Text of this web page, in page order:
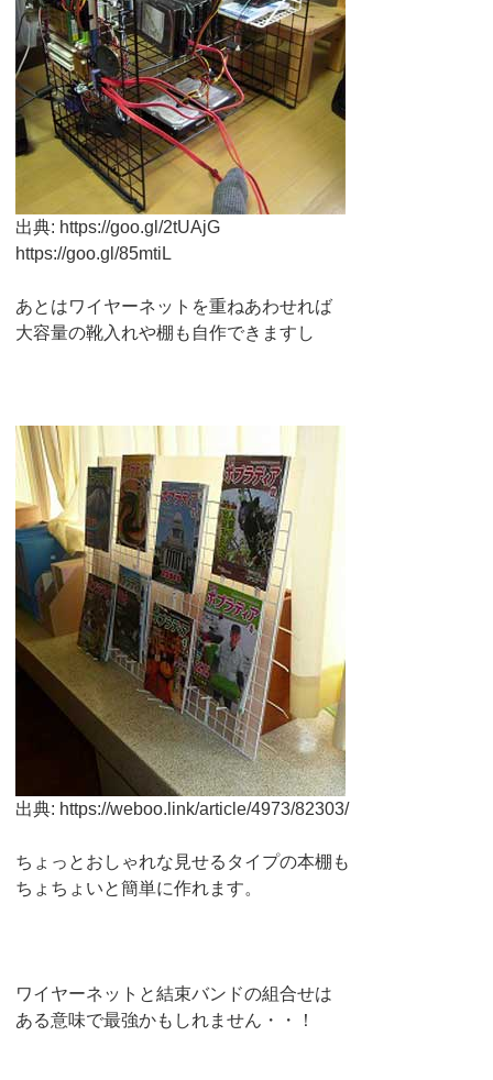
出典: https://goo.gl/2tUAjG
https://goo.gl/85mtiL
あとはワイヤーネットを重ねあわせれば
大容量の靴入れや棚も自作できますし
出典: https://weboo.link/article/4973/82303/
ちょっとおしゃれな見せるタイプの本棚も
ちょちょいと簡単に作れます。
ワイヤーネットと結束バンドの組合せは
ある意味で最強かもしれません・・！